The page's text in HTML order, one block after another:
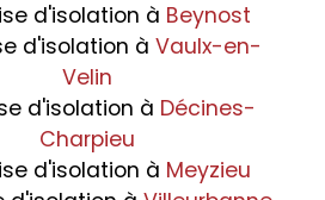
d'isolation à Beynost
d'isolation à Vaulx-en-
Velin
d'isolation à Décines-
Charpieu
d'isolation à Meyzieu